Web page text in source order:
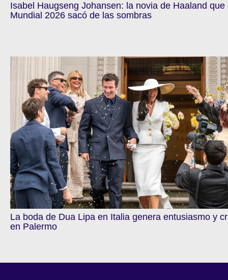
Isabel Haugseng Johansen: la novia de Haaland que
Mundial 2026 sacó de las sombras
La boda de Dua Lipa en Italia genera entusiasmo y
en Palermo